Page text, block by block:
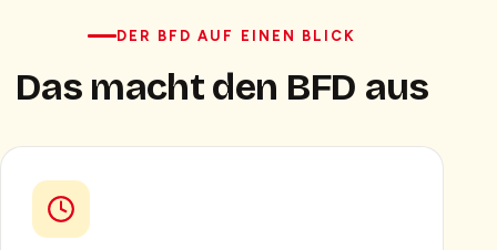
DER BFD AUF EINEN BLICK
Das macht den BFD aus